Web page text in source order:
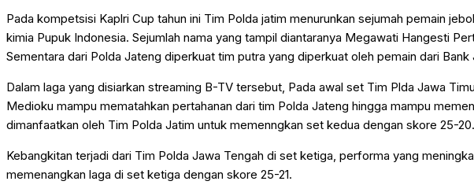
Tarjih
Uncategorized
WISATA & KULINER
Pada kompetsisi Kaplri Cup tahun ini Tim Polda jatim menurunkan sejumah pemain
kimia Pupuk Indonesia. Sejumlah nama yang tampil diantaranya Megawati Hangesti
Sementara dari Polda Jateng diperkuat tim putra yang diperkuat oleh pemain dari Bank
Dalam laga yang disiarkan streaming B-TV tersebut, Pada awal set Tim Plda Jawa
Medioku mampu mematahkan pertahanan dari tim Polda Jateng hingga mampu
dimanfaatkan oleh Tim Polda Jatim untuk memenngkan set kedua dengan skore 25-20.
Kebangkitan terjadi dari Tim Polda Jawa Tengah di set ketiga, performa yang
memenangkan laga di set ketiga dengan skore 25-21.